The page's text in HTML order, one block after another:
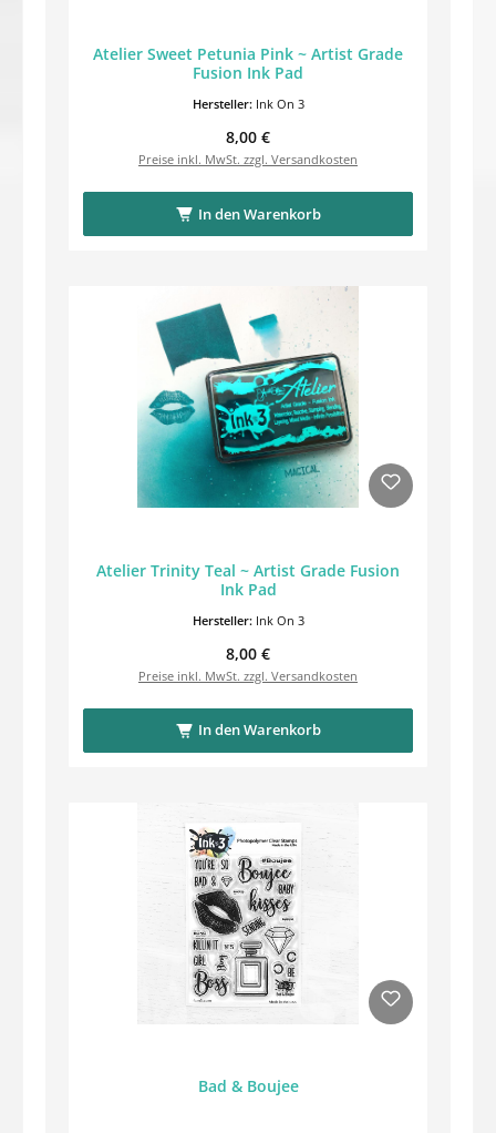
Atelier Sweet Petunia Pink ~ Artist Grade
Fusion Ink Pad
Hersteller: Ink On 3
Regulärer Preis:
8,00 €
Preise inkl. MwSt. zzgl. Versandkosten
In den Warenkorb
Atelier Trinity Teal ~ Artist Grade Fusion
Ink Pad
Hersteller: Ink On 3
Regulärer Preis:
8,00 €
Preise inkl. MwSt. zzgl. Versandkosten
In den Warenkorb
Bad & Boujee